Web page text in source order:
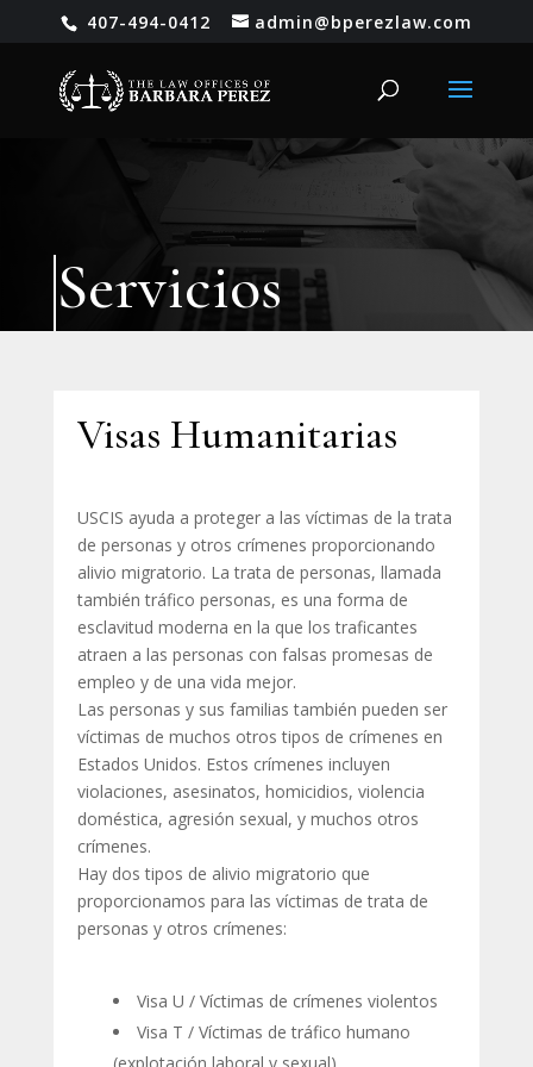
407-494-0412 admin@bperezlaw.com
Servicios
Visas Humanitarias
USCIS ayuda a proteger a las víctimas de la trata
de personas y otros crímenes proporcionando
alivio migratorio. La trata de personas, llamada
también tráfico personas, es una forma de
esclavitud moderna en la que los traficantes
atraen a las personas con falsas promesas de
empleo y de una vida mejor.
Las personas y sus familias también pueden ser
víctimas de muchos otros tipos de crímenes en
Estados Unidos. Estos crímenes incluyen
violaciones, asesinatos, homicidios, violencia
doméstica, agresión sexual, y muchos otros
crímenes.
Hay dos tipos de alivio migratorio que
proporcionamos para las víctimas de trata de
personas y otros crímenes:
Visa U / Víctimas de crímenes violentos
Visa T / Víctimas de tráfico humano